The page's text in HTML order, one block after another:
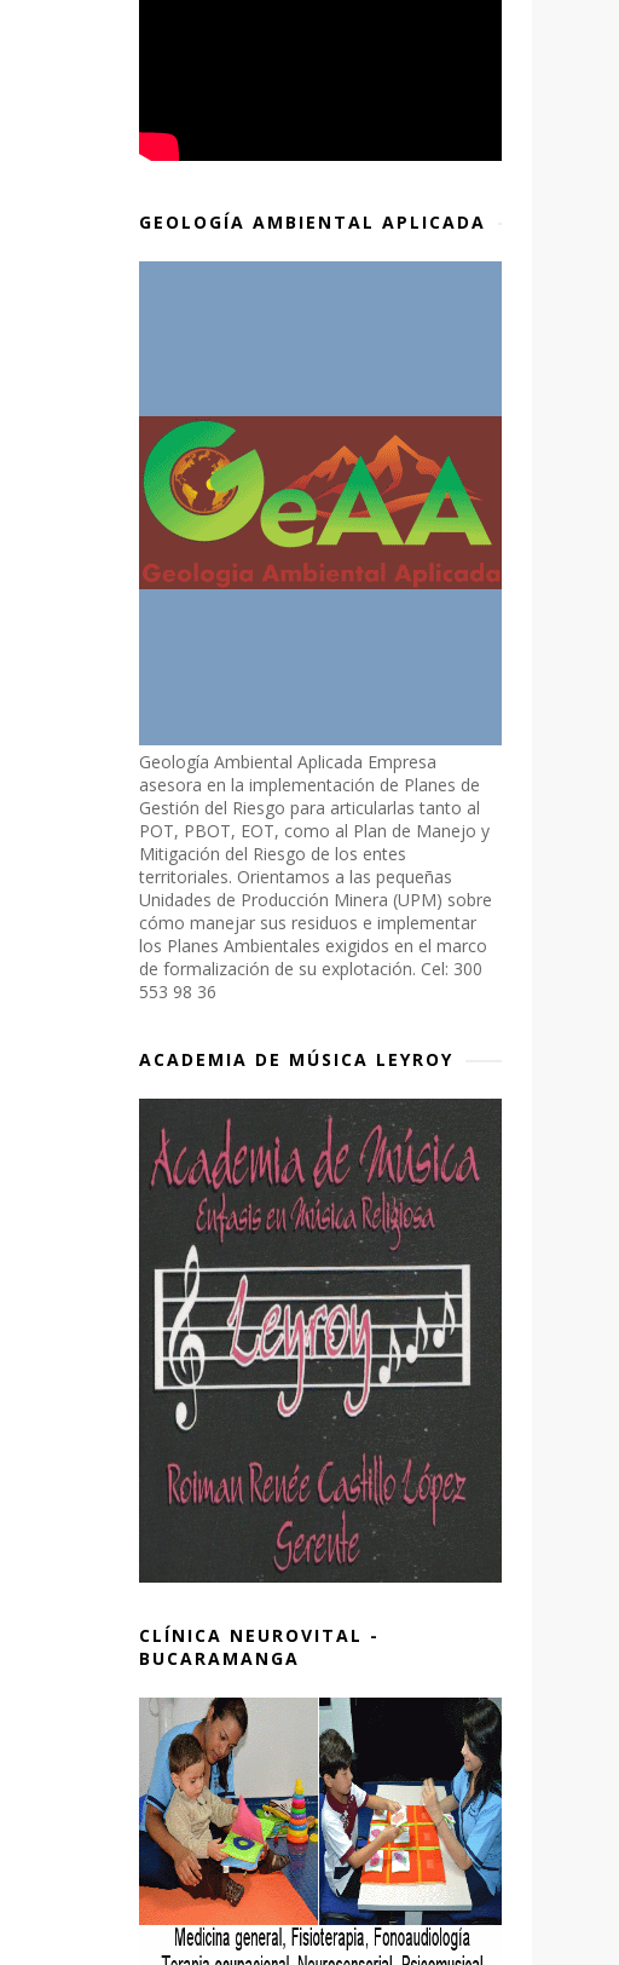
GEOLOGÍA AMBIENTAL APLICADA
Geología Ambiental Aplicada Empresa
asesora en la implementación de Planes de
Gestión del Riesgo para articularlas tanto al
POT, PBOT, EOT, como al Plan de Manejo y
Mitigación del Riesgo de los entes
territoriales. Orientamos a las pequeñas
Unidades de Producción Minera (UPM) sobre
cómo manejar sus residuos e implementar
los Planes Ambientales exigidos en el marco
de formalización de su explotación. Cel: 300
553 98 36
ACADEMIA DE MÚSICA LEYROY
CLÍNICA NEUROVITAL -
BUCARAMANGA